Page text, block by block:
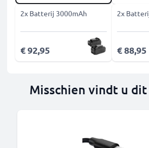
2x Batterij 3000mAh
€ 92,95
2x
€ 88,95
Misschien vindt u